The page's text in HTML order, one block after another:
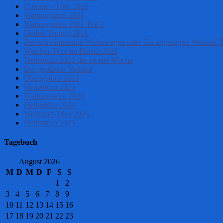
Corona – Törn 2020
Wartungstörn 2021
Wartungstörn 2021 Teil 2
Herbst-Törn(s) 2021
Der schwimmende Wohnwagen oder Ein abgesagter Weichei-
Weichei-Törn im Herbst 2022
Herbsttörn 2022 die zweite Woche
Der geplatzte Verkauf
Übungstörn 2023
Herbsttörn 2023
Wartungstörn 2023
Herbsttörn 2024
Werkstatt-Törn 2025
Herbsttörn 2025
Tagebuch
August 2026
M D M D F S
S
1
2
3
4 5 6 7 8
9
10 11 12 13 14 15 16
17 18 19 20 21 22 23